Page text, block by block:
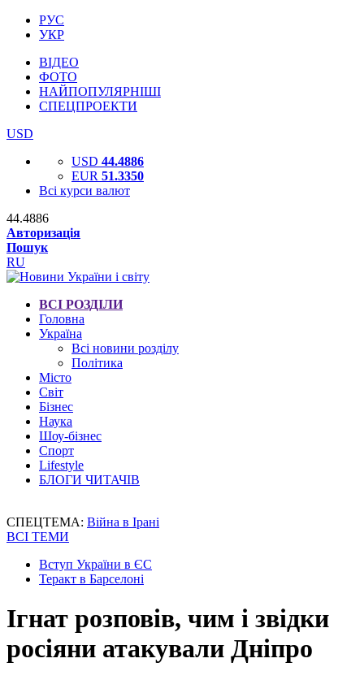
РУС
УКР
ВІДЕО
ФОТО
НАЙПОПУЛЯРНІШІ
СПЕЦПРОЕКТИ
USD
USD 44.4886
EUR 51.3350
Всі курси валют
44.4886
Авторизація
Пошук
RU
ВСІ РОЗДІЛИ
Головна
Україна
Всі новини розділу
Політика
Місто
Світ
Бізнес
Наука
Шоу-бізнес
Спорт
Lifestyle
БЛОГИ ЧИТАЧІВ
СПЕЦТЕМА: Війна в Ірані
ВСІ ТЕМИ
Вступ України в ЄС
Теракт в Барселоні
Ігнат розповів, чим і звідки
росіяни атакували Дніпро